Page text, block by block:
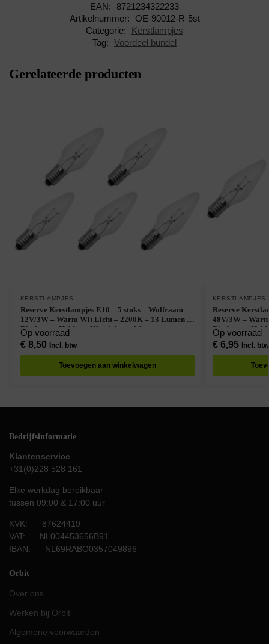
EAN:
8721234322233
Artikelnummer:
OE-90012-R-5st
Categorie:
Kerstlampjes
Tag: Voordeel bundel
Gerelateerde producten
KERSTLAMPJES
Reserve Kerstlampjes E10 – 5 stuks – Wolfraam –
12V/3W – Warm Wit Licht – 2200K – 13 Lumen –
Dimbaar – Helder – Klassiek model
Op voorraad
€8,50 Incl. btw
Toevoegen aan winkelwagen
KERSTLAMPJES
Reserve
48V/3W –
Dimbaar –
Op voorraad
€6,95 Incl. btw
Bedrijfsinformatie
Klantenservice
+31(0)228 528 161
Elke werkdag bereikbaar
tussen 09:00 & 17:00 uur
KVK: 87624419
VAT: NL004453656B91
IBAN: NL69RABO0357049896
Orbit
Over ons
Werken bij Orbit
Algemene voorwaarden